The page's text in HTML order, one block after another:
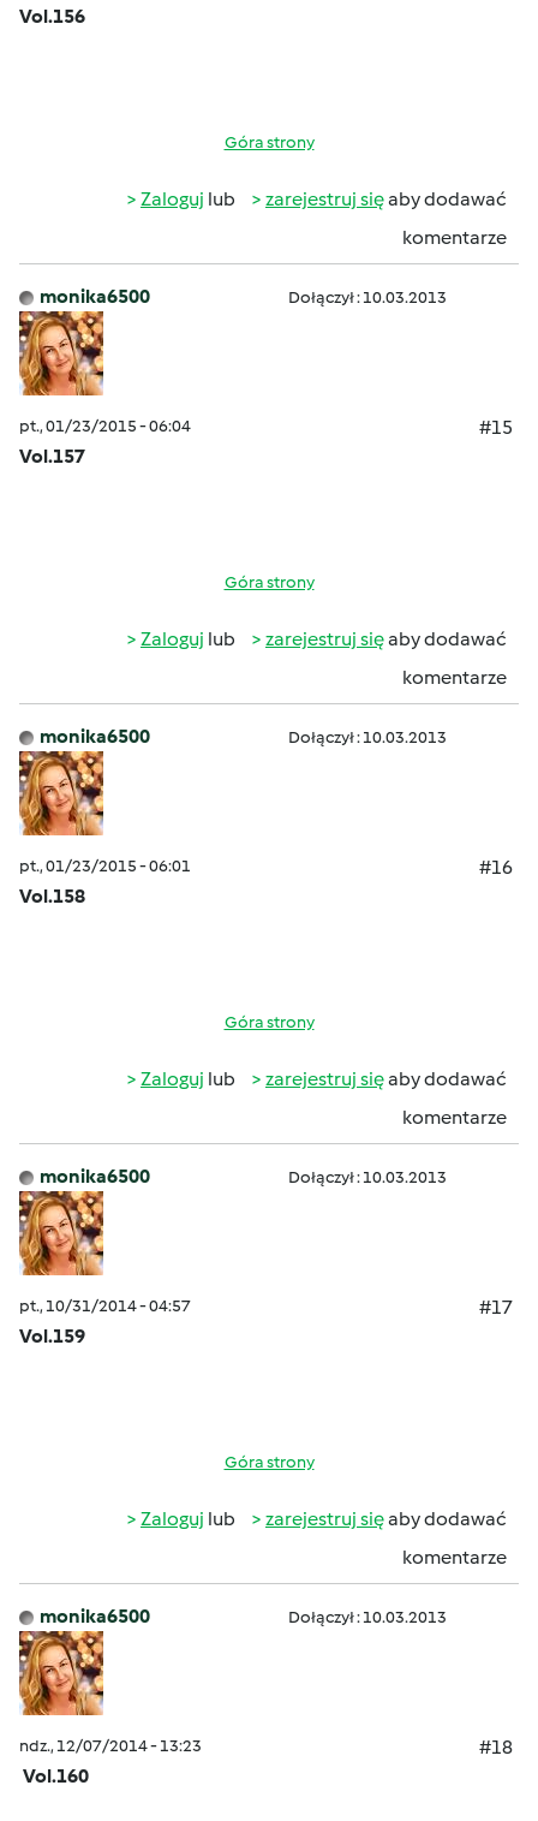
Vol.156
Góra strony
Zaloguj lub zarejestruj sięaby dodawać
komentarze
monika6500 Dołączył : 10.03.2013
pt., 01/23/2015 - 06:04
#15
Vol.157
Góra strony
Zaloguj lub zarejestruj sięaby dodawać
komentarze
monika6500 Dołączył : 10.03.2013
pt., 01/23/2015 - 06:01
#16
Vol.158
Góra strony
Zaloguj lub zarejestruj sięaby dodawać
komentarze
monika6500 Dołączył : 10.03.2013
pt., 10/31/2014 - 04:57
#17
Vol.159
Góra strony
Zaloguj lub zarejestruj sięaby dodawać
komentarze
monika6500 Dołączył : 10.03.2013
ndz., 12/07/2014 - 13:23
#18
Vol.160